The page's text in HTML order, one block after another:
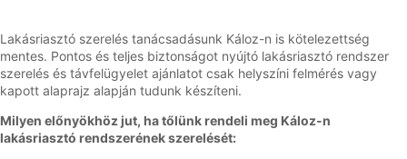
Lakásriasztó szerelés tanácsadásunk Káloz-n is kötelezettség
mentes. Pontos és teljes biztonságot nyújtó lakásriasztó rendszer
szerelés és távfelügyelet ajánlatot csak helyszíni felmérés vagy
kapott alaprajz alapján tudunk készíteni.
Milyen előnyökhöz jut, ha tőlünk rendeli meg Káloz-n
lakásriasztó rendszerének szerelését: